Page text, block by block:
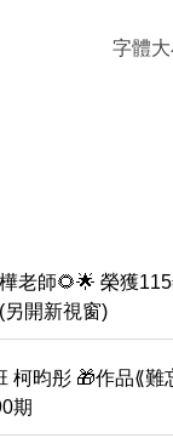
字體
老師🌻🌟 榮獲
開新視窗)
柯昀彤 🎁作品⟪
期